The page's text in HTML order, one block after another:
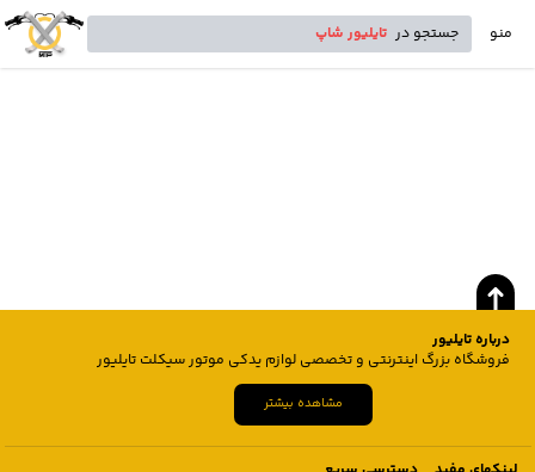
منو جستجو در تایلیور شاپ
درباره تایلیور
فروشگاه بزرگ اینترنتی و تخصصی لوازم یدکی موتور سیکلت تایلیور
مشاهده بیشتر